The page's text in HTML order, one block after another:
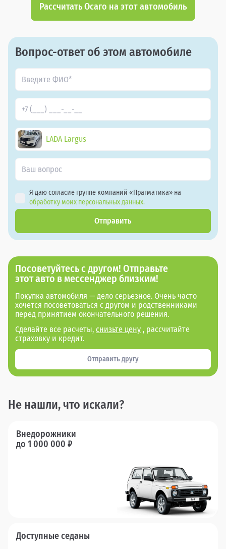
Рассчитать Осаго на этот автомобиль
Вопрос-ответ об этом автомобиле
LADA Largus
Я даю согласие группе компаний «Прагматика» на
обработку моих персональных данных.
Отправить
Посоветуйтесь с другом! Отправьте
этот авто в мессенджер близким!
Покупка автомобиля — дело серьезное. Очень часто
хочется посоветоваться с другом и родственниками
перед принятием окончательного решения.
Сделайте все расчеты, снизьте цену , рассчитайте
страховку и кредит.
Отправить другу
Не нашли, что искали?
Внедорожники
до 1 000 000 ₽
Доступные седаны